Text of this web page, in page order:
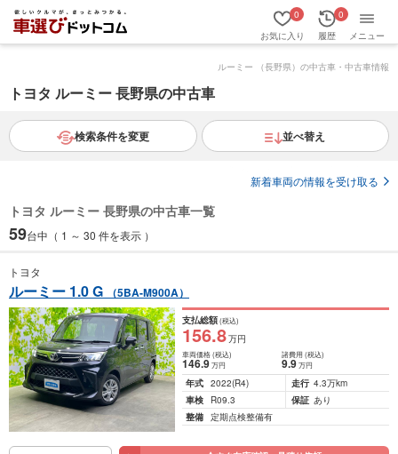
お気に入り
0
履歴
0
メニュー
ルーミー （長野県）の中古車・中古車情報
トヨタ ルーミー 長野県の中古車
検索条件を変更 並べ替え
新着車両の情報を受け取る
トヨタ ルーミー 長野県の中古車一覧
59台中（ 1 ～ 30 件を表示 ）
トヨタ
ルーミー 1.0 G （5BA-M900A）
支払総額(税込)
156.8万円
車両価格(税込)
146.9万円
諸費用 (税込)
9.9 万円
年式 2022(R4) 走行 4.3万km
車検
R09.3 保証 あり
整備 定期点検整備有